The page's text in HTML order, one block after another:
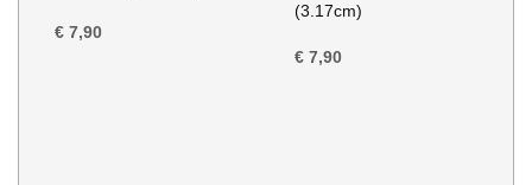
€ 7,90
(3.17cm)
€ 7,90